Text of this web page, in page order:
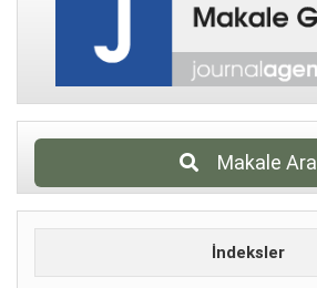
Makale Ara
İndeksler